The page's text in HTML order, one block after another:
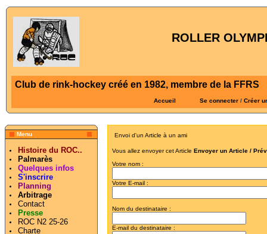
ROLLER
Club de rink-hockey créé en 1982, membre de la FFRS
Accueil Se connecter / Créer
Menu
Histoire du ROC..
Palmarès
Quelques infos
S'inscrire
Planning
Arbitrage
Contact
Presse
ROC N2 25-26
Charte
Envoi d'un Article à un ami
Vous allez envoyer cet Article Envoyer un Article /
Votre nom :
Votre E-mail :
Nom du destinataire :
E-mail du destinataire :